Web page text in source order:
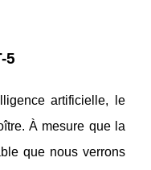
5
artificielle, le
À mesure que la
que nous verrons